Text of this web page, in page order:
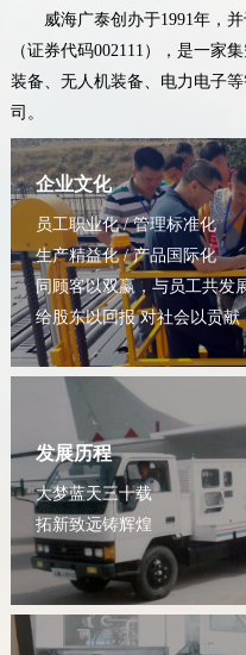
威海广泰创办于1991年，
（证券代码002111），是一家
装备、无人机装备、电力电子
司。
企业文化
员工职业化 / 管理标准化
生产精益化 / 产品国际化
同顾客以双赢，与员工共发
给股东以回报 对社会以贡献
发展历程
大梦蓝天三十载
拓新致远铸辉煌